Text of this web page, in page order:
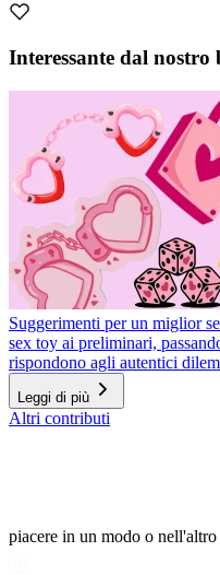
1
7
Interessante dal nostro
Suggerimenti per un miglior
sex toy ai preliminari,
rispondono agli autentici
Leggi di più
Item
Altri contributi
piacere in un modo o